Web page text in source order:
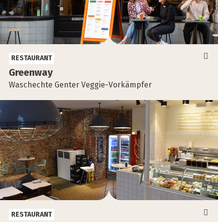
Green­way
Waschechte Genter Veggie-Vorkämpfer
RESTAURANT
RESTAURANT